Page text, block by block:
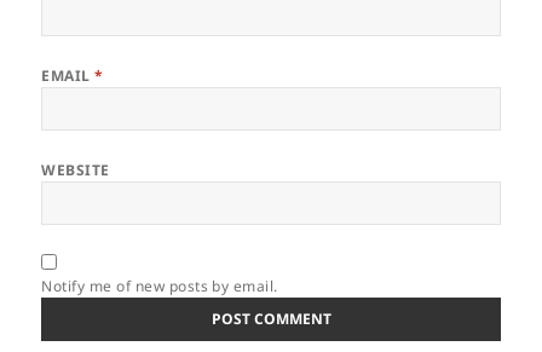
EMAIL*
WEBSITE
Notify me of new posts by email.